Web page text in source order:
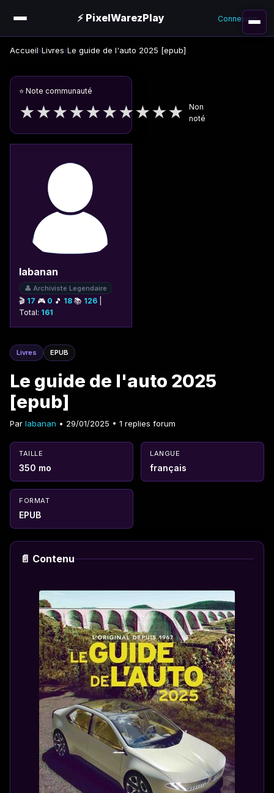
⚡ PixelWarezPlay Connexion
Accueil›Livres›Le guide de l'auto 2025 [epub]
⭐ Note communauté
★★★★★★★★★★
Non
noté
labanan
👤 Archiviste Legendaire
🎬 17 🎮 0 🎵 18 📚 126
Total: 161
Livres EPUB
Le guide de l'auto 2025
[epub]
Par labanan • 29/01/2025 • 1 replies forum
TAILLE
350 mo
LANGUE
français
FORMAT
EPUB
📄 Contenu